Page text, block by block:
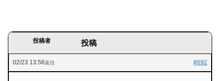
投稿者 投稿
02/23 13:56 #692
返信